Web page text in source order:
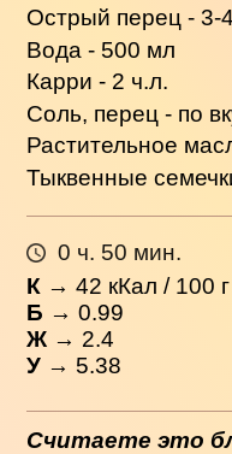
Острый перец - 3-
Вода - 500 мл
Карри - 2 ч.л.
Соль, перец - по
Растительное
Тыквенные
0 ч. 50 мин.
К →42 кКал / 100 г
Б → 0.99
Ж → 2.4
У → 5.38
Считаете это